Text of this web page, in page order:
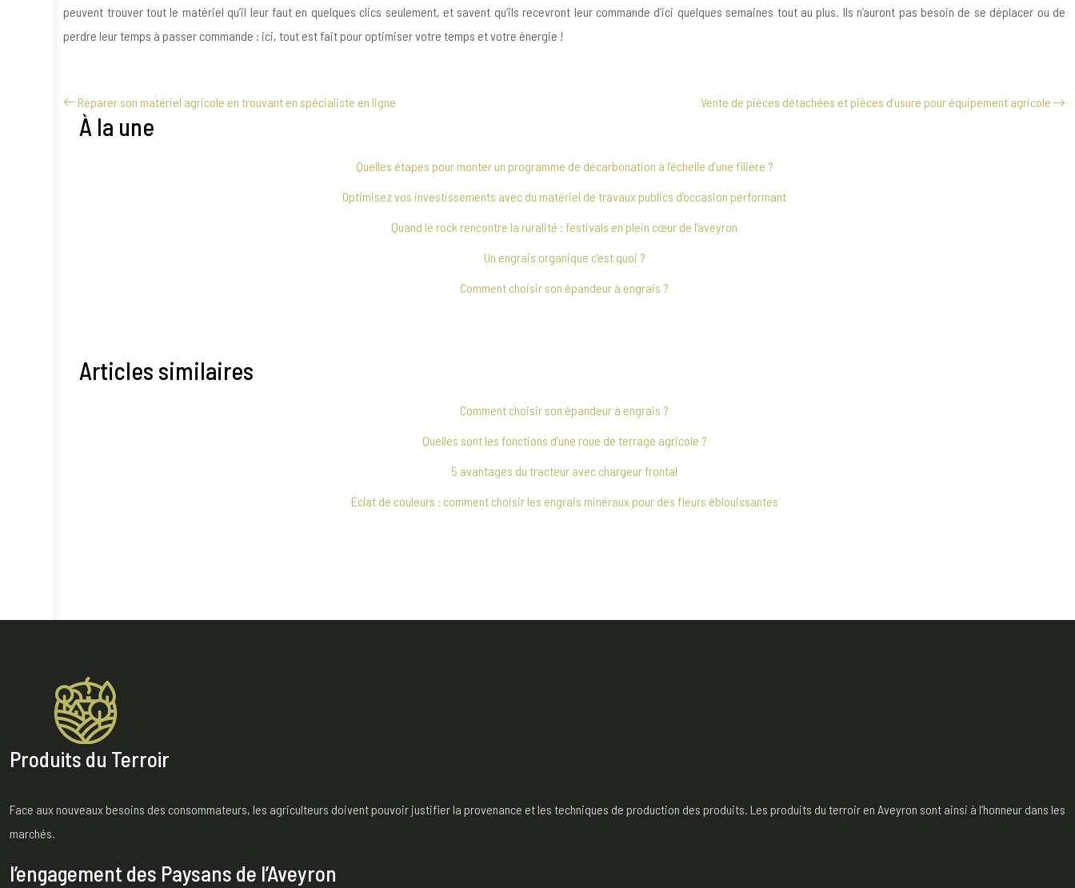
peuvent trouver tout le matériel qu’il leur faut en quelques clics seulement, et savent qu’ils recevront leur commande d’ici quelques semaines tout au plus. Ils n’auront pas besoin de se déplacer ou de
perdre leur temps à passer commande : ici, tout est fait pour optimiser votre temps et votre énergie !
Réparer son matériel agricole en trouvant en spécialiste en ligne Vente de pièces détachées et pièces d’usure pour équipement agricole
À la une
Quelles étapes pour monter un programme de décarbonation à l’échelle d’une filière ?
Optimisez vos investissements avec du matériel de travaux publics d’occasion performant
Quand le rock rencontre la ruralité : festivals en plein cœur de l’aveyron
Un engrais organique c’est quoi ?
Comment choisir son épandeur à engrais ?
Articles similaires
Comment choisir son épandeur à engrais ?
Quelles sont les fonctions d’une roue de terrage agricole ?
5 avantages du tracteur avec chargeur frontal
Éclat de couleurs : comment choisir les engrais minéraux pour des fleurs éblouissantes
Produits du Terroir
Face aux nouveaux besoins des consommateurs, les agriculteurs doivent pouvoir justifier la provenance et les techniques de production des produits. Les produits du terroir en Aveyron sont ainsi à l’honneur dans les
marchés.
l’engagement des Paysans de l’Aveyron